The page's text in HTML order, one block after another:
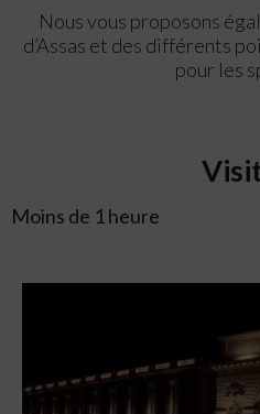
Nous vous proposons
d’Assas et des différents
pour les
Moins de 1 heure